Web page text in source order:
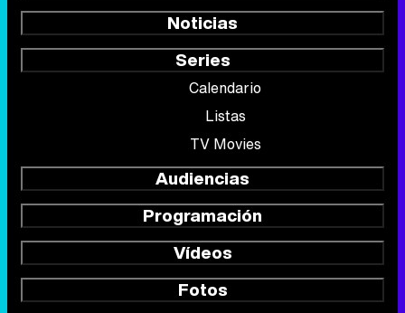
Noticias
Series
Calendario
Listas
TV Movies
Audiencias
Programación
Vídeos
Fotos